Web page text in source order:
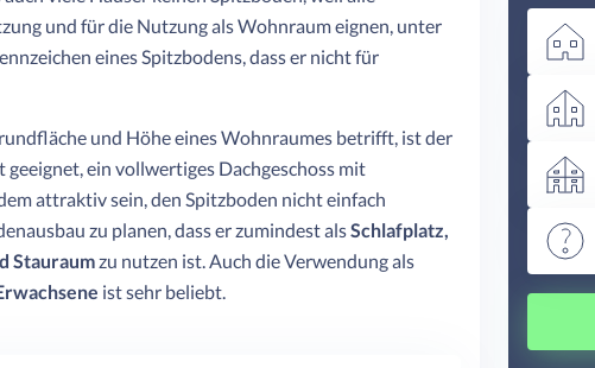
und für die Nutzung als Wohnraum eignen, unter
eines Spitzbodens, dass er nicht für
und Höhe eines Wohnraumes betrifft, ist der
ein vollwertiges Dachgeschoss mit
attraktiv sein, den Spitzboden nicht einfach
zu planen, dass er zumindest alsSchlafplatz,
Stauraumzu nutzen ist. Auch die Verwendung als
ist sehr beliebt.